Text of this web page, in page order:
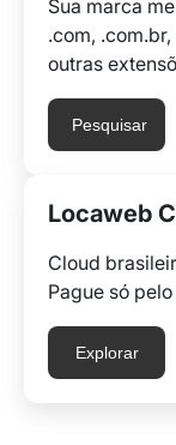
Sua marca
.com,
outras
Pesquisar
Locaweb
Cloud
Pague só
Explorar